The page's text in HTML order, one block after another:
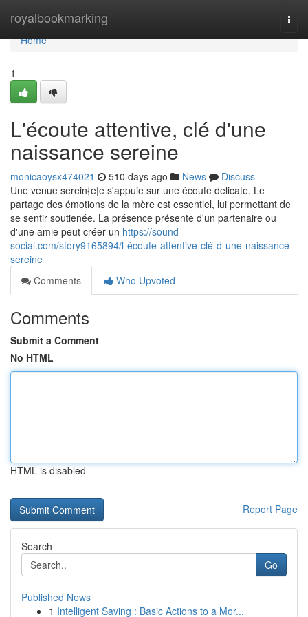
royalbookmarking
Home
Home
1
L'écoute attentive, clé d'une
naissance sereine
monicaoysx474021 510 days ago News
Discuss
Une venue serein{e|e s'appuie sur une écoute delicate. Le
partage des émotions de la mère est essentiel, lui permettant de
se sentir soutienée. La présence présente d'un partenaire ou
d'une amie peut créer un https://sound-
social.com/story9165894/l-écoute-attentive-clé-d-une-naissance-
sereine
Comments
Who Upvoted
Comments
Submit a Comment
No HTML
HTML is disabled
Report Page
Search
Go
Published News
1 Intelligent Saving : Basic Actions to a Mor...